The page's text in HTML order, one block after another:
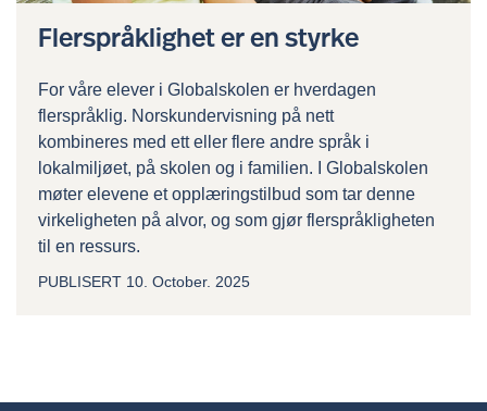
Flerspråklighet er en styrke
For våre elever i Globalskolen er hverdagen
flerspråklig. Norskundervisning på nett
kombineres med ett eller flere andre språk i
lokalmiljøet, på skolen og i familien. I Globalskolen
møter elevene et opplæringstilbud som tar denne
virkeligheten på alvor, og som gjør flerspråkligheten
til en ressurs.
PUBLISERT 10. October. 2025